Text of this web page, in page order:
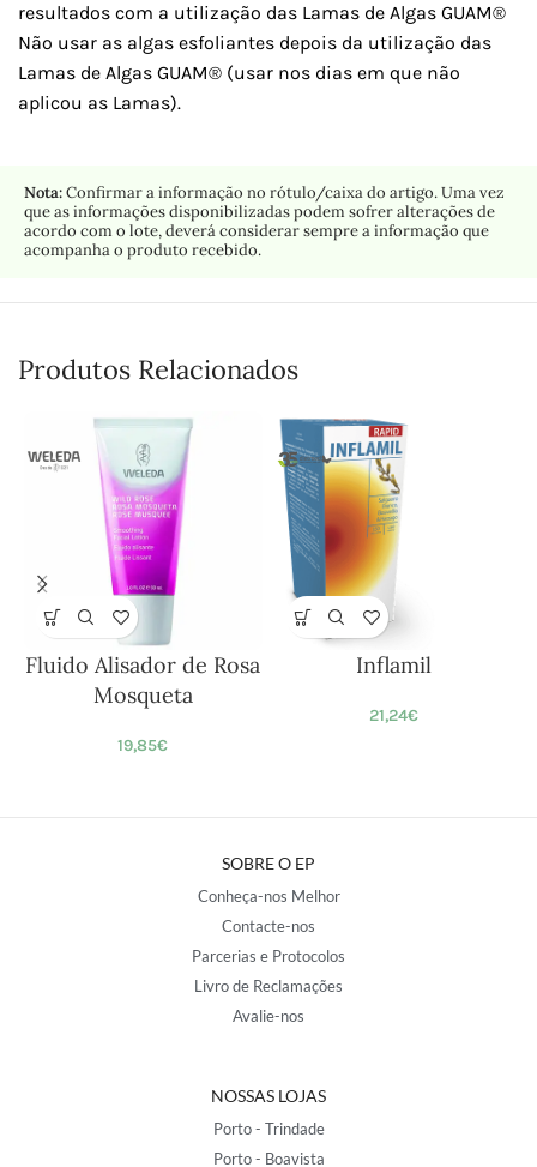
resultados com a utilização das Lamas de Algas GUAM®
Não usar as algas esfoliantes depois da utilização das
Lamas de Algas GUAM® (usar nos dias em que não
aplicou as Lamas).
Nota:Confirmar a informação no rótulo/caixa do artigo. Uma vez
que as informações disponibilizadas podem sofrer alterações de
acordo com o lote, deverá considerar sempre a informação que
acompanha o produto recebido.
Produtos Relacionados
Fluido Alisador de Rosa
Mosqueta
19,85€
Inflamil
21,24€
SOBRE O EP
Conheça-nos Melhor
Contacte-nos
Parcerias e Protocolos
Livro de Reclamações
Avalie-nos
NOSSAS LOJAS
Porto - Trindade
Porto - Boavista